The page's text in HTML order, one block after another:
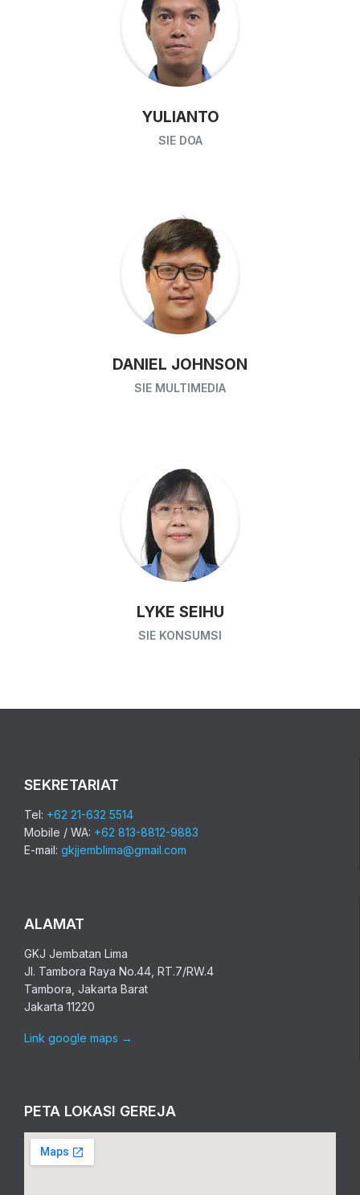
YULIANTO
SIE DOA
DANIEL JOHNSON
SIE MULTIMEDIA
LYKE SEIHU
SIE KONSUMSI
SEKRETARIAT
Tel: +62 21-632 5514
Mobile / WA: +62 813-8812-9883
E-mail: gkjjemblima@gmail.com
ALAMAT
GKJ Jembatan Lima
Jl. Tambora Raya No.44, RT.7/RW.4
Tambora, Jakarta Barat
Jakarta 11220
Link google maps →
PETA LOKASI GEREJA